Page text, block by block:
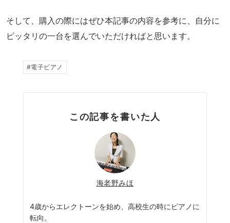
そして、購入の際にはぜひ本記事の内容を参考に、自分に
ピッタリの一台を選んでいただければと思います。
電子ピアノ
この記事を書いた人
海老野みほ
4歳からエレクトーンを始め、高校生の時にピアノに
転向。